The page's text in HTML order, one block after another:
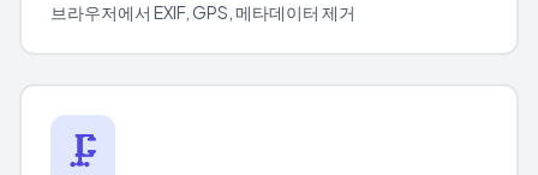
브라우저에서 EXIF, GPS, 메타데이터 제거
🗜️